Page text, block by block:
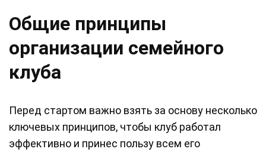
Общие принципы
организации семейного
клуба
Перед стартом важно взять за основу несколько
ключевых принципов, чтобы клуб работал
эффективно и принес пользу всем его